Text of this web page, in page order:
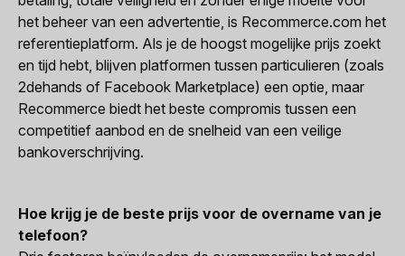
het beheer van een advertentie, is Recommerce.com het
referentieplatform. Als je de hoogst mogelijke prijs zoekt
en tijd hebt, blijven platformen tussen particulieren (zoals
2dehands of Facebook Marketplace) een optie, maar
Recommerce biedt het beste compromis tussen een
competitief aanbod en de snelheid van een veilige
bankoverschrijving.
Hoe krijg je de beste prijs voor de overname van je
telefoon?